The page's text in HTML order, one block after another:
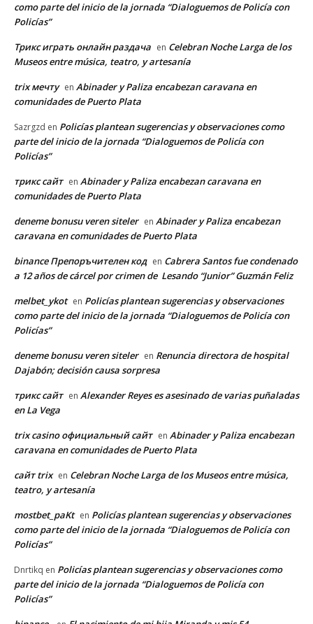
como parte del inicio de la jornada “Dialoguemos de Policía con
Policías”
Трикс играть онлайн раздача en Celebran Noche Larga de los
Museos entre música, teatro, y artesanía
trix мечту en Abinader y Paliza encabezan caravana en
comunidades de Puerto Plata
Sazrgzd en Policías plantean sugerencias y observaciones como
parte del inicio de la jornada “Dialoguemos de Policía con
Policías”
трикс сайт en Abinader y Paliza encabezan caravana en
comunidades de Puerto Plata
deneme bonusu veren siteler en Abinader y Paliza encabezan
caravana en comunidades de Puerto Plata
binance Препоръчителен код en Cabrera Santos fue condenado
a 12 años de cárcel por crimen de Lesando “Junior” Guzmán Feliz
melbet_ykot en Policías plantean sugerencias y observaciones
como parte del inicio de la jornada “Dialoguemos de Policía con
Policías”
deneme bonusu veren siteler en Renuncia directora de hospital
Dajabón; decisión causa sorpresa
трикс сайт en Alexander Reyes es asesinado de varias puñaladas
en La Vega
trix casino официальный сайт en Abinader y Paliza encabezan
caravana en comunidades de Puerto Plata
сайт trix en Celebran Noche Larga de los Museos entre música,
teatro, y artesanía
mostbet_paKt en Policías plantean sugerencias y observaciones
como parte del inicio de la jornada “Dialoguemos de Policía con
Policías”
Dnrtikq en Policías plantean sugerencias y observaciones como
parte del inicio de la jornada “Dialoguemos de Policía con
Policías”